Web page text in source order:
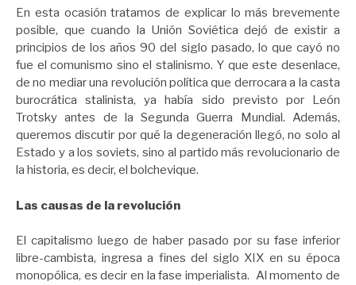
En esta ocasión tratamos de explicar lo más brevemente
posible, que cuando la Unión Soviética dejó de existir a
principios de los años 90 del siglo pasado, lo que cayó no
fue el comunismo sino el stalinismo. Y que este desenlace,
de no mediar una revolución política que derrocara a la casta
burocrática stalinista, ya había sido previsto por León
Trotsky antes de la Segunda Guerra Mundial. Además,
queremos discutir por qué la degeneración llegó, no solo al
Estado y a los soviets, sino al partido más revolucionario de
la historia, es decir, el bolchevique.
Las causas de la revolución
El capitalismo luego de haber pasado por su fase inferior
libre-cambista, ingresa a fines del siglo XIX en su época
monopólica, es decir en la fase imperialista. Al momento de